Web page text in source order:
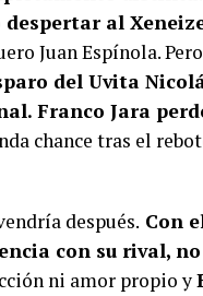
despertar al
Juan Espínola.
del Uvita
Franco Jara
chance tras el
después. Con
con su rival,
ni amor propio y